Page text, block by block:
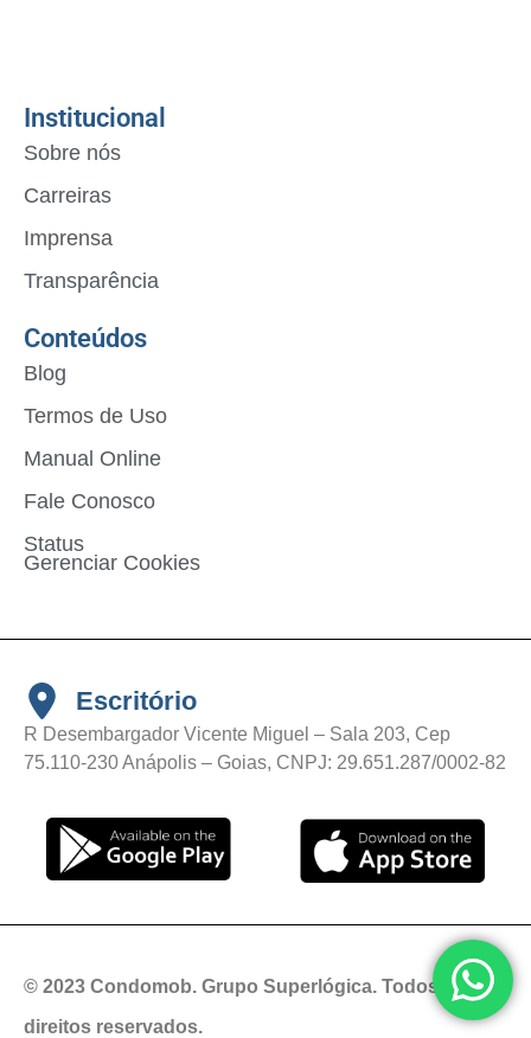
Institucional
Sobre nós
Carreiras
Imprensa
Transparência
Conteúdos
Blog
Termos de Uso
Manual Online
Fale Conosco
Status
Gerenciar Cookies
Escritório
R Desembargador Vicente Miguel – Sala 203, Cep
75.110-230 Anápolis – Goias, CNPJ: 29.651.287/0002-82
© 2023 Condomob. Grupo Superlógica. Todos os
direitos reservados.